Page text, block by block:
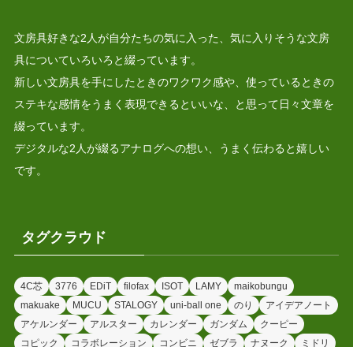
文房具好きな2人が自分たちの気に入った、気に入りそうな文房
具についていろいろと綴っています。
新しい文房具を手にしたときのワクワク感や、使っているときの
ステキな感情をうまく表現できるといいな、と思って日々文章を
綴っています。
デジタルな2人が綴るアナログへの想い、うまく伝わると嬉しい
です。
タグクラウド
4C芯 3776 EDiT filofax ISOT LAMY
maikobungu
makuake
MUCU STALOGY uni-ball one のり
アイデアノート
アケルンダー
アルスター カレンダー ガンダム
クーピー
コピック
コラボレーション コンビニ ゼブラ ナヌーク ミドリ